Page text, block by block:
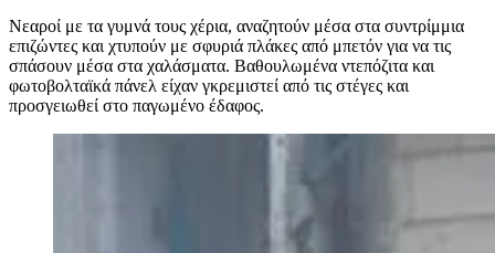
Νεαροί με τα γυμνά τους χέρια, αναζητούν μέσα στα συντρίμμια
επιζώντες και χτυπούν με σφυριά πλάκες από μπετόν για να τις
σπάσουν μέσα στα χαλάσματα. Bαθουλωμένα ντεπόζιτα και
φωτοβολταϊκά πάνελ είχαν γκρεμιστεί από τις στέγες και
προσγειωθεί στο παγωμένο έδαφος.